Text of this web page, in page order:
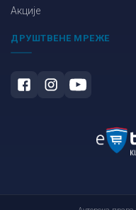
Акције
ДРУШТВЕНЕ МРЕЖЕ